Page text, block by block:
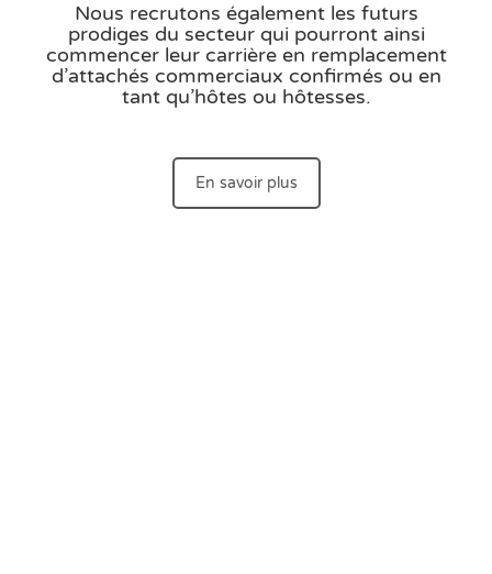
Nous recrutons également les futurs
prodiges du secteur qui pourront ainsi
commencer leur carrière en remplacement
d’attachés commerciaux confirmés ou en
tant qu’hôtes ou hôtesses.
En savoir plus